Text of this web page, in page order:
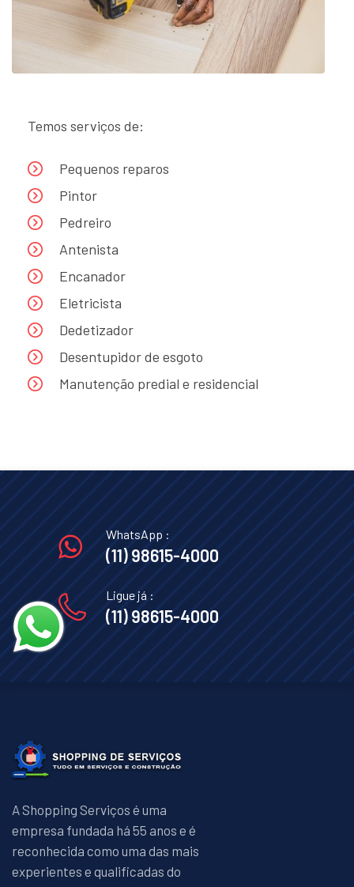
Temos serviços de:
Pequenos reparos
Pintor
Pedreiro
Antenista
Encanador
Eletricista
Dedetizador
Desentupidor de esgoto
Manutenção predial e residencial
WhatsApp :
(11) 98615-4000
Ligue já :
(11) 98615-4000
A Shopping Serviços é uma
empresa fundada há 55 anos e é
reconhecida como uma das mais
experientes e qualificadas do